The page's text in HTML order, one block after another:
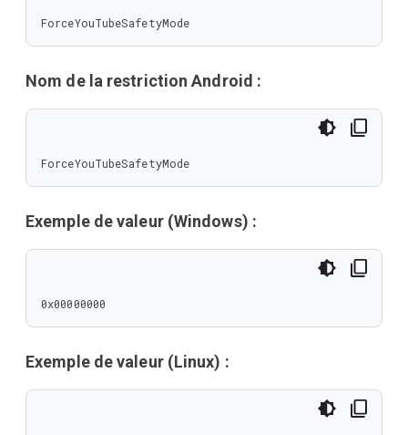
ForceYouTubeSafetyMode
Nom de la restriction Android :
ForceYouTubeSafetyMode
Exemple de valeur (Windows) :
0x00000000
Exemple de valeur (Linux) :